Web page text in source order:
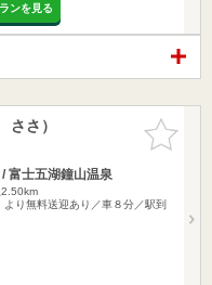
ンを見る
お気に入
りに追加
さ）
富士五湖鐘山温泉
り無料送迎あり／車８分／駅到